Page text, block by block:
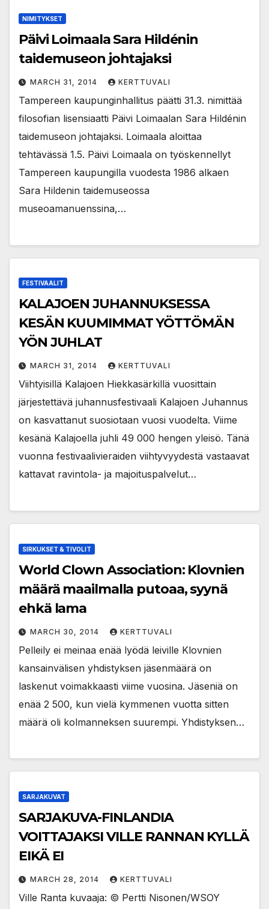
NIMITYKSET
Päivi Loimaala Sara Hildénin
taidemuseon johtajaksi
MARCH 31, 2014 KERTTUVALI
Tampereen kaupunginhallitus päätti 31.3. nimittää
filosofian lisensiaatti Päivi Loimaalan Sara Hildénin
taidemuseon johtajaksi. Loimaala aloittaa
tehtävässä 1.5. Päivi Loimaala on työskennellyt
Tampereen kaupungilla vuodesta 1986 alkaen
Sara Hildenin taidemuseossa
museoamanuenssina,…
FESTIVAALIT
KALAJOEN JUHANNUKSESSA
KESÄN KUUMIMMAT YÖTTÖMÄN
YÖN JUHLAT
MARCH 31, 2014 KERTTUVALI
Viihtyisillä Kalajoen Hiekkasärkillä vuosittain
järjestettävä juhannusfestivaali Kalajoen Juhannus
on kasvattanut suosiotaan vuosi vuodelta. Viime
kesänä Kalajoella juhli 49 000 hengen yleisö. Tänä
vuonna festivaalivieraiden viihtyvyydestä vastaavat
kattavat ravintola- ja majoituspalvelut…
SIRKUKSET & TIVOLIT
World Clown Association: Klovnien
määrä maailmalla putoaa, syynä
ehkä lama
MARCH 30, 2014 KERTTUVALI
Pelleily ei meinaa enää lyödä leiville Klovnien
kansainvälisen yhdistyksen jäsenmäärä on
laskenut voimakkaasti viime vuosina. Jäseniä on
enää 2 500, kun vielä kymmenen vuotta sitten
määrä oli kolmanneksen suurempi. Yhdistyksen…
SARJAKUVAT
SARJAKUVA-FINLANDIA
VOITTAJAKSI VILLE RANNAN KYLLÄ
EIKÄ EI
MARCH 28, 2014 KERTTUVALI
Ville Ranta kuvaaja: © Pertti Nisonen/WSOY